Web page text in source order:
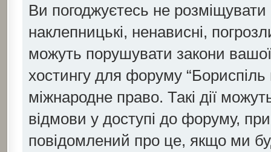
Ви погоджуєтесь не розміщувати
наклепницькі, ненависні,
можуть порушувати закони
хостингу для форуму
міжнародне право. Такі дії
відмови у доступі до форуму,
повідомлений про це, якщо ми